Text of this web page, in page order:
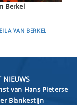
Berkel
VAN BERKEL
NIEUWS
van Hans Pieterse
Blankestijn